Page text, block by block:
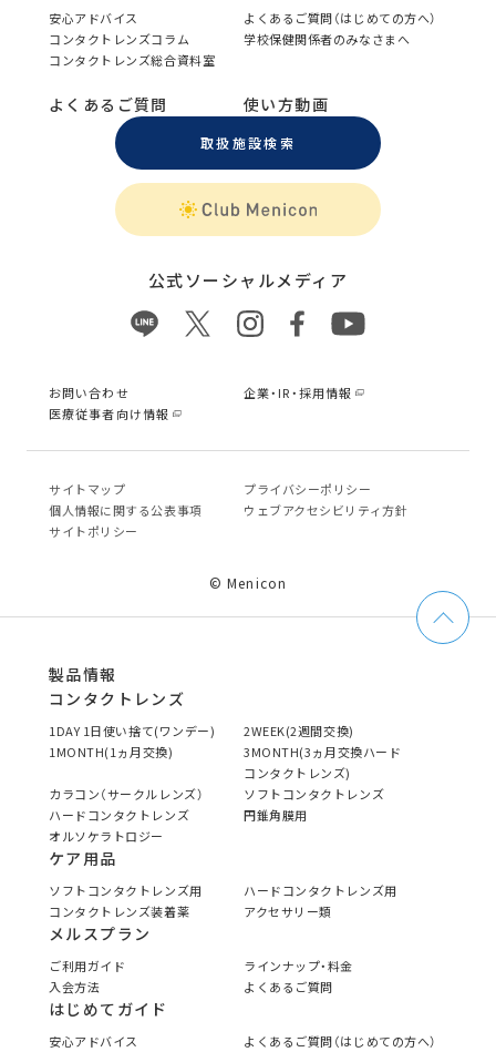
安心アドバイス
よくあるご質問（はじめての方へ）
コンタクトレンズコラム
学校保健関係者のみなさまへ
コンタクトレンズ総合資料室
よくあるご質問 使い方動画
取扱施設検索
公式ソーシャルメディア
お問い合わせ
企業・IR・採用情報
医療従事者向け情報
サイトマップ
プライバシーポリシー
個⼈情報に関する公表事項
ウェブアクセシビリティ方針
サイトポリシー
© Menicon
製品情報
コンタクトレンズ
1DAY 1日使い捨て(ワンデー)
2WEEK(2週間交換)
1MONTH(1ヵ月交換)
3MONTH(3ヵ月交換ハード
コンタクトレンズ)
カラコン（サークルレンズ）
ソフトコンタクトレンズ
ハードコンタクトレンズ
円錐角膜用
オルソケラトロジー
ケア用品
ソフトコンタクトレンズ用
ハードコンタクトレンズ用
コンタクトレンズ装着薬
アクセサリー類
メルスプラン
ご利用ガイド
ラインナップ・料金
入会方法
よくあるご質問
はじめてガイド
安心アドバイス
よくあるご質問（はじめての方へ）